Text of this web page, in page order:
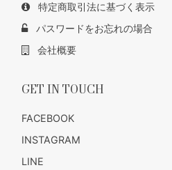
特定商取引法に基づく表示
パスワードをお忘れの場合
会社概要
GET IN TOUCH
FACEBOOK
INSTAGRAM
LINE